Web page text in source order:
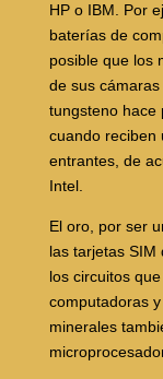
HP o IBM. Por
baterías de
posible que los
de sus
tungsteno hace
cuando reciben
entrantes, de
Intel.
El oro, por ser
las tarjetas SIM
los circuitos
computadoras
minerales